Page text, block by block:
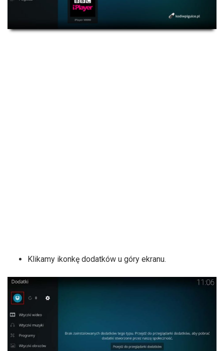
Klikamy ikonkę dodatków u góry ekranu.